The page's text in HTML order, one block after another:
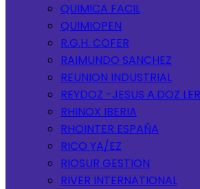
QUIMICA FACIL
QUIMIOPEN
R.G.H. COFER
RAIMUNDO SANCHEZ
REUNION INDUSTRIAL
REYDOZ -JESUS A.DOZ
RHINOX IBERIA
RHOINTER ESPAÑA
RICO YA/EZ
RIOSUR GESTION
RIVER INTERNATIONAL